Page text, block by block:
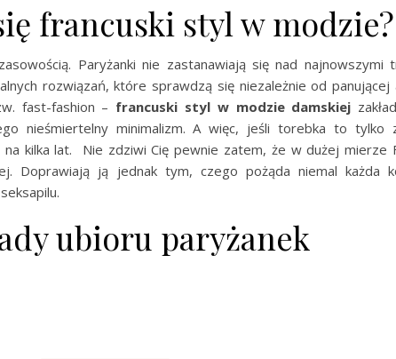
francuski styl w modzie?
Paryżanki nie zastanawiają się nad najnowszymi
rozwiązań, które sprawdzą się niezależnie od panującej
fast-fashion – francuski styl w modzie damskiej
nieśmiertelny minimalizm. A więc, jeśli torebka to tylko
kilka lat. Nie zdziwi Cię pewnie zatem, że w dużej mierze
Doprawiają ją jednak tym, czego pożąda niemal każda
ubioru paryżanek